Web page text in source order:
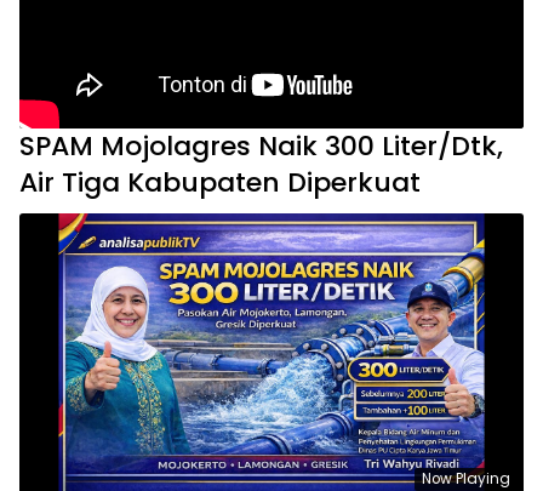
SPAM Mojolagres Naik 300 Liter/Dtk,
Air Tiga Kabupaten Diperkuat
Now Playing